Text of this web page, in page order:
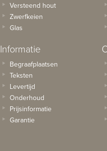
Versteend hout
Zwerfkeien
Glas
Informatie
Begraafplaatsen
Teksten
Levertijd
Onderhoud
Prijsinformatie
Garantie